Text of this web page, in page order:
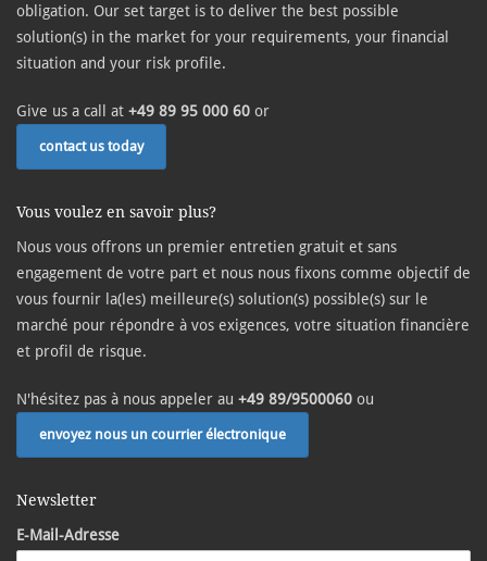
obligation. Our set target is to deliver the best possible
solution(s) in the market for your requirements, your financial
situation and your risk profile.
Give us a call at +49 89 95 000 60 or
contact us today
Vous voulez en savoir plus?
Nous vous offrons un premier entretien gratuit et sans
engagement de votre part et nous nous fixons comme objectif de
vous fournir la(les) meilleure(s) solution(s) possible(s) sur le
marché pour répondre à vos exigences, votre situation financière
et profil de risque.
N'hésitez pas à nous appeler au +49 89/9500060 ou
envoyez nous un courrier électronique
Newsletter
E-Mail-Adresse